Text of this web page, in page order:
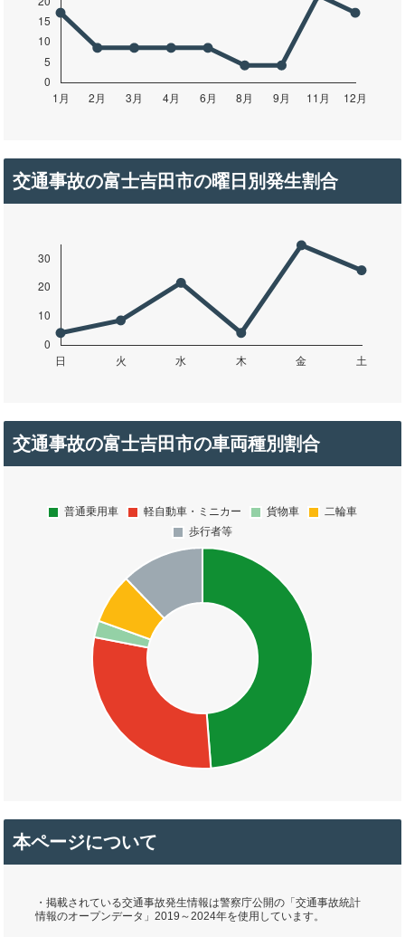
交通事故の富士吉田市の曜日別発生割合
交通事故の富士吉田市の車両種別割合
本ページについて
・掲載されている交通事故発生情報は警察庁公開の「交通事故統計
情報のオープンデータ」2019～2024年を使用しています。